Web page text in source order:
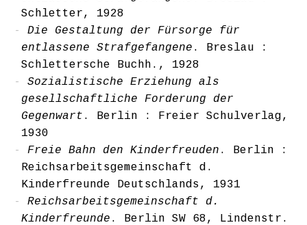
Schletter, 1928
Die Gestaltung der Fürsorge für
entlassene Strafgefangene . Breslau :
Schlettersche Buchh., 1928
Sozialistische Erziehung als
gesellschaftliche Forderung der
Gegenwart . Berlin : Freier Schulverlag,
1930
Freie Bahn den Kinderfreuden . Berlin :
Reichsarbeitsgemeinschaft d.
Kinderfreunde Deutschlands, 1931
Reichsarbeitsgemeinschaft d.
Kinderfreunde . Berlin SW 68, Lindenstr.